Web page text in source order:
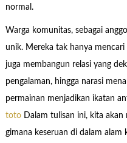
normal.
Warga komunitas, sebagai
unik. Mereka tak hanya
juga membangun relasi yang
pengalaman, hingga narasi
permainan menjadikan ikatan
totoDalam tulisan ini, kita akan
gimana keseruan di dalam alam